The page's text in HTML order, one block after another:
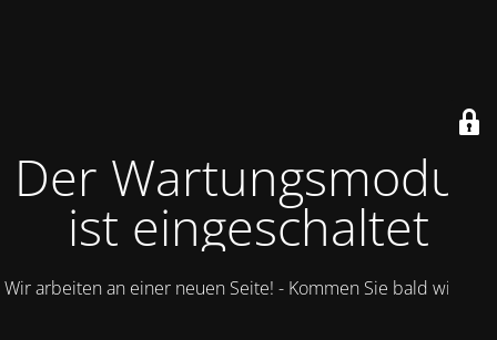
Der Wartungsmodus
ist eingeschaltet
Wir arbeiten an einer neuen Seite! - Kommen Sie bald wieder.